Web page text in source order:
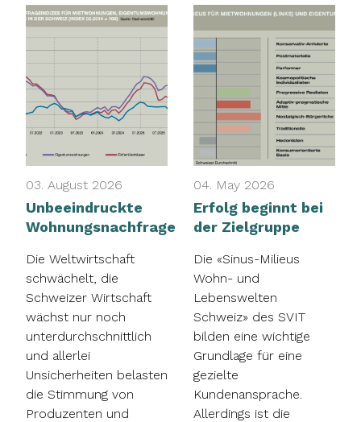
03. August 2026
Unbeeindruckte
Wohnungsnachfrage
Die Weltwirtschaft
schwächelt, die
Schweizer Wirtschaft
wächst nur noch
unterdurchschnittlich
und allerlei
Unsicherheiten belasten
die Stimmung von
Produzenten und
04. May 2026
Erfolg beginnt bei
der Zielgruppe
Die «Sinus-Milieus
Wohn- und
Lebenswelten
Schweiz» des SVIT
bilden eine wichtige
Grundlage für eine
gezielte
Kundenansprache.
Allerdings ist die